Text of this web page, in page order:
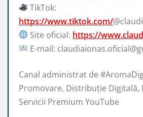
TikTok:
https://www.tiktok.com/
Site oficial: https://
E-mail:
Canal administrat de
Promovare, Distribuție Digitală,
Servicii Premium YouTube